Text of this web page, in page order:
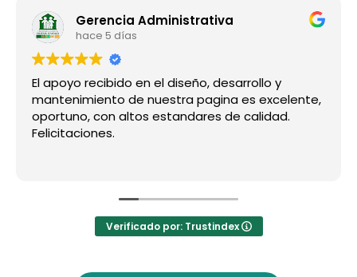
Gerencia Administrativa
hace 5 días
El apoyo recibido en el diseño, desarrollo y
mantenimiento de nuestra pagina es excelente,
oportuno, con altos estandares de calidad.
Felicitaciones.
Verificado por: Trustindex